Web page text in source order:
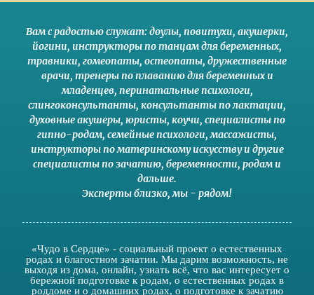
Вам с радостью служат:доулы, повитухи, акушерки,
йогини, инструкторы по танцам для беременных,
травники, гомеопаты, остеопаты, дружественные
врачи, тренеры по плаванию для беременных и
младенцев, перинатальные психологи,
слингоконсультанты, консультанты по лактации,
духовные акушеры, юристы, коучи, специалисты по
гипно-родам, семейные психологи,массажисты,
инструкторы по материнскому искусствуи другие
специалисты по зачатию, беременности, родами
дальше.
Эксперты близко,мы - рядом!
«Чудо в Сердце» - социальный проект о естественных
родах и благостном зачатии. Мы дарим возможность, не
выходя из дома, онлайн, узнать всё, что вас интересует о
бережной подготовке к родам, о естественных родах в
роддоме и о домашних родах, о подготовке к зачатию